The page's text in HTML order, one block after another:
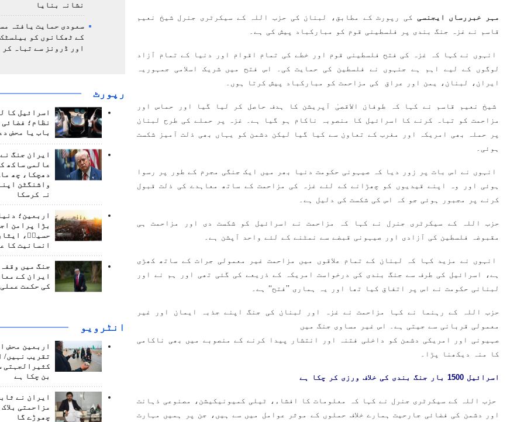
مہر خبررساں ایجنسی کی رپورٹ کے مطابق، لبنان کی حزب اللہ کے سیکرٹری جنرل شیخ نعیم
قاسم نے غزہ جنگ بندی پر فلسطینی قوم کو مبارکباد پیش کی ہے۔
انہوں نے کہا کہ غزہ کی فتح فلسطینی قوم اور خطے کی تمام اقوام اور دنیا کے تمام آزاد
لوگوں کے لیے اہم ہے جنہوں نے فلسطین کی حمایت کی۔ اس فتح میں شریک اسلامی جمہوریہ
ایران، لبنان، یمن اور عراق کی مزاحمت کو مبارکباد پیش کرتا ہوں۔
شیخ نعیم قاسم نے کہا کہ طوفان الاقصیٰ آپریشن کا ہدف حاصل کر لیا گیا اور حماس اور
مزاحمت کو تباہ کرنے کا اسرائیل کا منصوبہ ناکام ہو گیا ہے۔ غزہ پر حملے کی طرح لبنان
پر حملہ بھی امریکہ اور مغرب کے تعاون سے کیا گیا لیکن دشمن کو یہاں بھی ذلت آمیز شکست
ہوئی۔
انہوں نے اس بات پر زور دیا کہ صیہونی حکومت دنیا بھر میں ایک جنگی مجرم کے طور پر رسوا
ہوئی اور وہ اپنے قیدیوں کو چھڑانے کے لئے غزہ کی مزاحمت کے ساتھ معاہدے کی ذلت قبول
کرنے پر مجبور ہوئی جو کہ اس کی شکست کی دلیل ہے۔
حزب اللہ کے سیکرٹری جنرل نے کہا کہ مزاحمت نے اسرائیل کو شکست دی اور مزاحمت ہی
مقبوضہ فلسطین کی آزادی اور صیہونی قبضے سے نمٹنے کے لئے واحد آپشن ہے۔
انہوں نے مزید کہا کہ لبنان کے تمام علاقوں میں مزاحمت غیر معمولی جرات کے ساتھ کھڑی
ہے، اسرائیل کی طرف سے جنگ بندی کی درخواست امریکہ کے ذریعے کی گئی تھی اور ہم نے اور
لبنانی حکومت نے اس پر اتفاق کیا تھا اور یہ ہماری ’’فتح‘‘ ہے۔
حزب اللہ کے رہنما نے کہا مزاحمت نے غزہ اور لبنان کی جنگ اپنے جذبہ ایمان اور غیر
معمولی قربانی سے جیتی ہے۔ اس غیر مساوی جنگ میں
صہیونی اور امریکی دشمن کو داخلی فتنہ اور انتشار پیدا کرنے کے منصوبے میں بھی ناکامی
کا منہ دیکھنا پڑا۔
اسرائیل 1500 بار جنگ بندی کی خلاف ورزی کر چکا ہے
حزب اللہ کے سیکرٹری جنرل نے کہا کہ معلومات کا افشاء، ٹیلی کمیونیکیشن، مصنوعی ذہانت
اور دشمن کی فضائی جارحیت ہمارے خلاف حملوں کے موثر عوامل میں سے ہیں، جن پر ہمیں مہارت
نشانہ بنایا
سعودی حمایت یافتہ
کے ٹھکانوں کو
اور ڈرونز سے تباہ کر
رپورٹ
اسرائیل کا
نظام؛ فضائی
باب یا محض
ایران جنگ
عالمی ساکھ
دھچکا، چھ
واشنگٹن
نہ کرسکا
اربعین؛
بڑا پرامن
حسینؑ،
انسانیت کا
جنگ میں
ایران کے
کی حکمت
انٹرويو
اربعین محض
تقریب نہیں/
کثیرالجہتی
بن چکا ہے
ایران نے
مزاحمتی
چھوڑے گا